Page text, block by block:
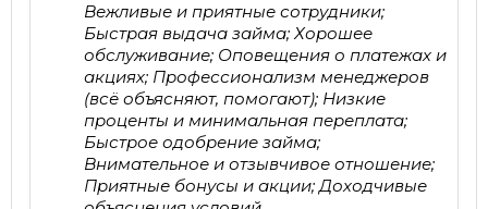
Вежливые и приятные сотрудники;
Быстрая выдача займа; Хорошее
обслуживание; Оповещения о платежах и
акциях; Профессионализм менеджеров
(всё объясняют, помогают); Низкие
проценты и минимальная переплата;
Быстрое одобрение займа;
Внимательное и отзывчивое отношение;
Приятные бонусы и акции; Доходчивые